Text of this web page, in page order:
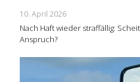
10. April 2026
Nach Haft wieder straffällig:
Anspruch?